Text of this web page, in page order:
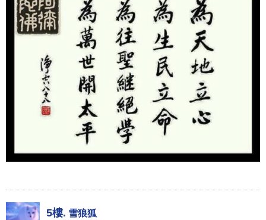
5樓. 雪狼狐